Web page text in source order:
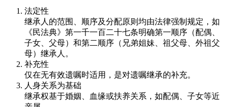
法定性
继承人的范围、顺序及分配原则均由法律强制规定，如
《民法典》第一千一百二十七条明确第一顺序（配偶、
子女、父母）和第二顺序（兄弟姐妹、祖父母、外祖父
母）继承人。
补充性
仅在无有效遗嘱时适用，是对遗嘱继承的补充。
人身关系为基础
继承权基于婚姻、血缘或扶养关系，如配偶、子女等近